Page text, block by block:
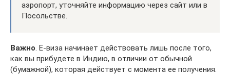
аэропорт, уточняйте информацию через сайт или в
Посольстве.
Важно. Е-виза начинает действовать лишь после того,
как вы прибудете в Индию, в отличии от обычной
(бумажной), которая действует с момента ее получения.